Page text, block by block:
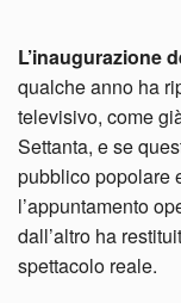
L’inaugurazione
qualche anno ha
televisivo, come
Settanta, e se
pubblico popolare
l’appuntamento
dall’altro ha
spettacolo reale.